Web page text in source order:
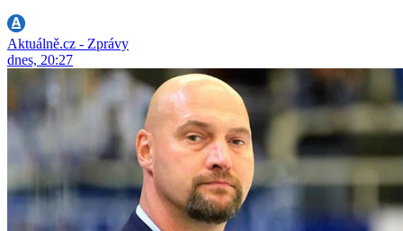
Aktuálně.cz - Zprávy
dnes, 20:27